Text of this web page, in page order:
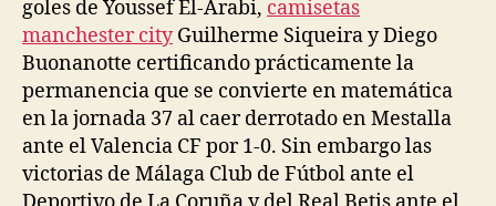
goles de Youssef El-Arabi, camisetas
manchester cityGuilherme Siqueira y Diego
Buonanotte certificando prácticamente la
permanencia que se convierte en matemática
en la jornada 37 al caer derrotado en Mestalla
ante el Valencia CF por 1-0. Sin embargo las
victorias de Málaga Club de Fútbol ante el